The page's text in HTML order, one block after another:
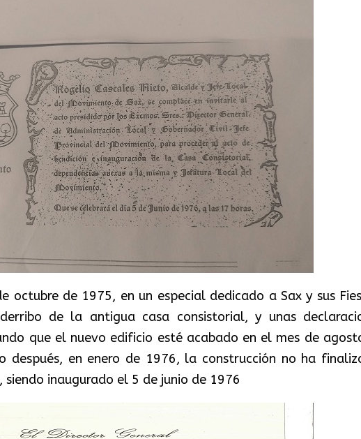
octubre de 1975, en un especial dedicado a Sax y sus
de la antigua casa consistorial, y unas
que el nuevo edificio esté acabado en el mes de
después, en enero de 1976, la construcción no ha
inaugurado el 5 de junio de 1976